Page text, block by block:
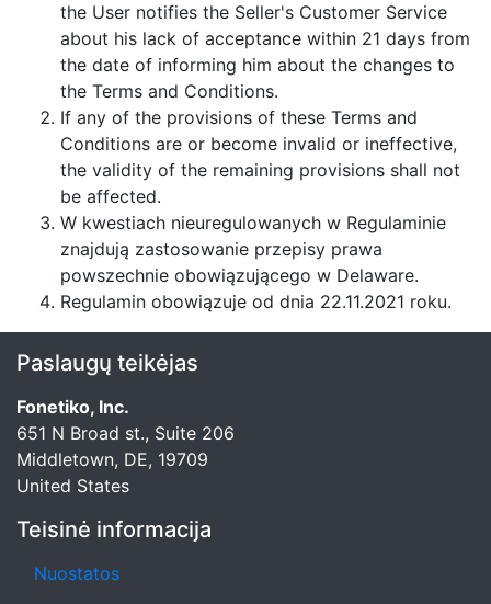
the User notifies the Seller's Customer Service
about his lack of acceptance within 21 days from
the date of informing him about the changes to
the Terms and Conditions.
If any of the provisions of these Terms and
Conditions are or become invalid or ineffective,
the validity of the remaining provisions shall not
be affected.
W kwestiach nieuregulowanych w Regulaminie
znajdują zastosowanie przepisy prawa
powszechnie obowiązującego w Delaware.
Regulamin obowiązuje od dnia 22.11.2021 roku.
Paslaugų teikėjas
Fonetiko, Inc.
651 N Broad st., Suite 206
Middletown, DE, 19709
United States
Teisinė informacija
Nuostatos